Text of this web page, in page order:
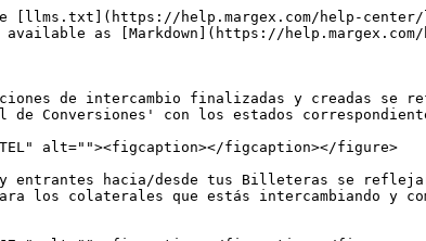
[llms.txt](https://help.margex.com/help-
as [Markdown](https://
de intercambio finalizadas y creadas se
Conversiones' con los estados
alt=""><figcaption></figcaption></figure>
entrantes hacia/desde tus Billeteras se
los colaterales que estás intercambiando y